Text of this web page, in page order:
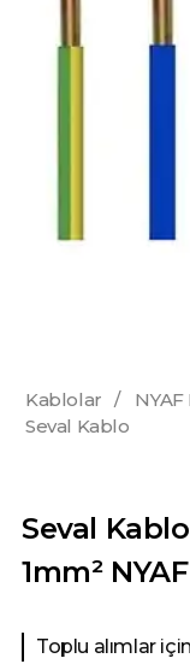
Kablolar /
Seval Kablo
Seval
1mm²
Toplu alımlar